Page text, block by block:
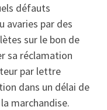
défauts
avaries par des
sur le bon de
sa réclamation
par lettre
dans un délai de
marchandise.